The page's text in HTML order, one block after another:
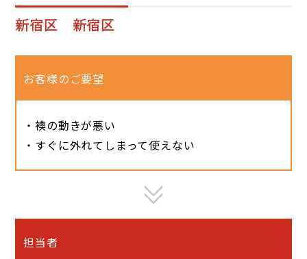
新宿区 新宿区
お客様のご要望
・襖の動きが悪い
・すぐに外れてしまって使えない
担当者